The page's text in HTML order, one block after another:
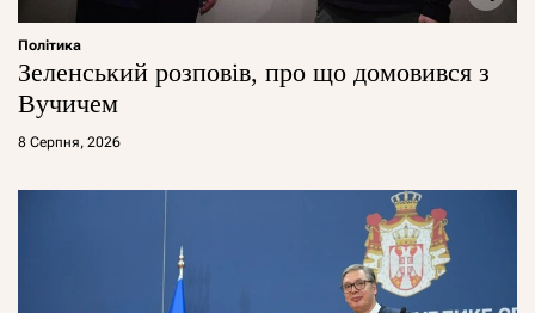
Політика
Зеленський розповів, про що домовився з
Вучичем
8 Серпня, 2026